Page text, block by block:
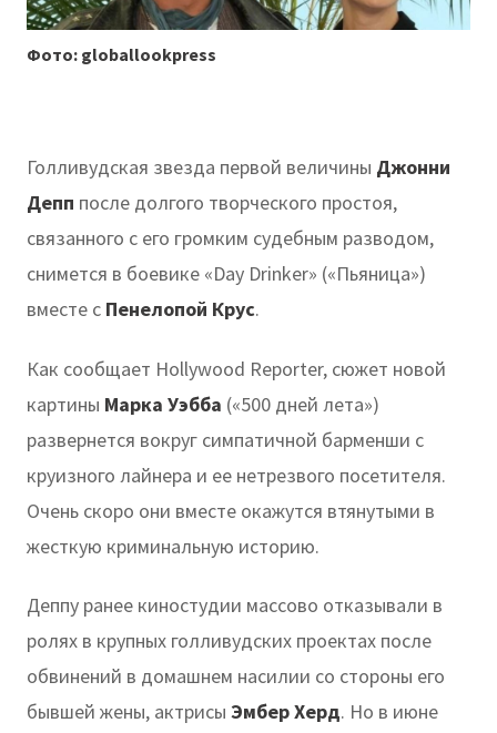
Фото: globallookpress
Голливудская звезда первой величины Джонни
Депп после долгого творческого простоя,
связанного с его громким судебным разводом,
снимется в боевике «Day Drinker» («Пьяница»)
вместе с Пенелопой Крус.
Как сообщает Hollywood Reporter, сюжет новой
картины Марка Уэбба («500 дней лета»)
развернется вокруг симпатичной барменши с
круизного лайнера и ее нетрезвого посетителя.
Очень скоро они вместе окажутся втянутыми в
жесткую криминальную историю.
Деппу ранее киностудии массово отказывали в
ролях в крупных голливудских проектах после
обвинений в домашнем насилии со стороны его
бывшей жены, актрисы Эмбер Херд. Но в июне